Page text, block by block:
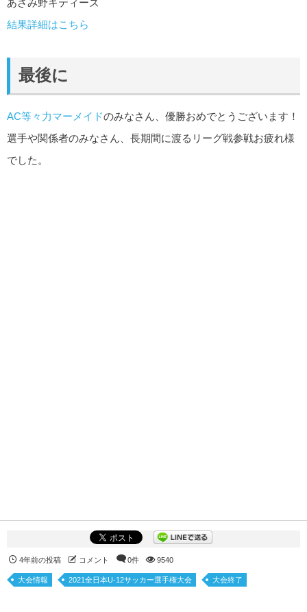
結果詳細はこちら
最後に
AC等々力マーメイドのみなさん、優勝おめでとうございます！
選手や関係者のみなさん、長期間に渡るリーグ戦参戦お疲れ様
でした。
4年前の投稿 コメント 0件 9540
大会情報 2021全日本U-12サッカー選手権大会 大会終了